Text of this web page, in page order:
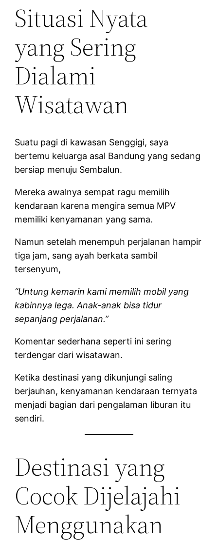
Situasi Nyata
yang Sering
Dialami
Wisatawan
Suatu pagi di kawasan Senggigi, saya
bertemu keluarga asal Bandung yang sedang
bersiap menuju Sembalun.
Mereka awalnya sempat ragu memilih
kendaraan karena mengira semua MPV
memiliki kenyamanan yang sama.
Namun setelah menempuh perjalanan hampir
tiga jam, sang ayah berkata sambil
tersenyum,
“Untung kemarin kami memilih mobil yang
kabinnya lega. Anak-anak bisa tidur
sepanjang perjalanan.”
Komentar sederhana seperti ini sering
terdengar dari wisatawan.
Ketika destinasi yang dikunjungi saling
berjauhan, kenyamanan kendaraan ternyata
menjadi bagian dari pengalaman liburan itu
sendiri.
Destinasi yang
Cocok Dijelajahi
Menggunakan